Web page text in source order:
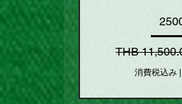
通常価格
THB
セール価格
消費税込み